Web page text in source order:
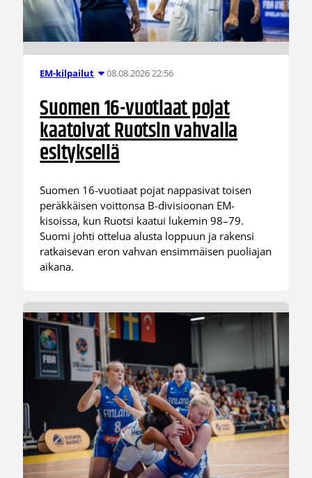
EM-kilpailut 08.08.2026 22:56
Suomen 16-vuotiaat pojat
kaatoivat Ruotsin vahvalla
esityksellä
Suomen 16-vuotiaat pojat nappasivat toisen
peräkkäisen voittonsa B-divisioonan EM-
kisoissa, kun Ruotsi kaatui lukemin 98–79.
Suomi johti ottelua alusta loppuun ja rakensi
ratkaisevan eron vahvan ensimmäisen puoliajan
aikana.